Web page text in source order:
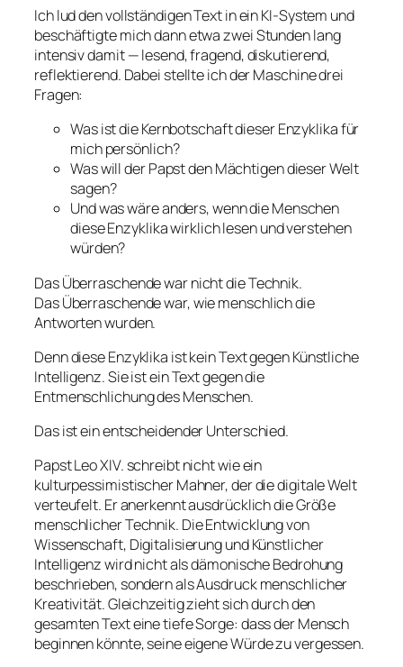
Ich lud den vollständigen Text in ein KI-System und
beschäftigte mich dann etwa zwei Stunden lang
intensiv damit — lesend, fragend, diskutierend,
reflektierend. Dabei stellte ich der Maschine drei
Fragen:
Was ist die Kernbotschaft dieser Enzyklika für
mich persönlich?
Was will der Papst den Mächtigen dieser Welt
sagen?
Und was wäre anders, wenn die Menschen
diese Enzyklika wirklich lesen und verstehen
würden?
Das Überraschende war nicht die Technik.
Das Überraschende war, wie menschlich die
Antworten wurden.
Denn diese Enzyklika ist kein Text gegen Künstliche
Intelligenz. Sie ist ein Text gegen die
Entmenschlichung des Menschen.
Das ist ein entscheidender Unterschied.
Papst Leo XIV. schreibt nicht wie ein
kulturpessimistischer Mahner, der die digitale Welt
verteufelt. Er anerkennt ausdrücklich die Größe
menschlicher Technik. Die Entwicklung von
Wissenschaft, Digitalisierung und Künstlicher
Intelligenz wird nicht als dämonische Bedrohung
beschrieben, sondern als Ausdruck menschlicher
Kreativität. Gleichzeitig zieht sich durch den
gesamten Text eine tiefe Sorge: dass der Mensch
beginnen könnte, seine eigene Würde zu vergessen.